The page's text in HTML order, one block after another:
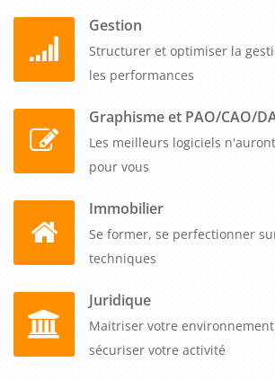
Gestion
Structurer et optimiser la
les performances
Graphisme et PAO/CAO/
Les meilleurs logiciels
pour vous
Immobilier
Se former, se perfectionner
techniques
Juridique
Maitriser votre
sécuriser votre activité